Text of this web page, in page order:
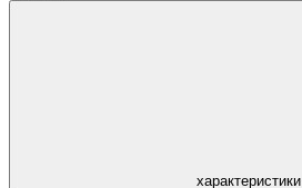
характеристики